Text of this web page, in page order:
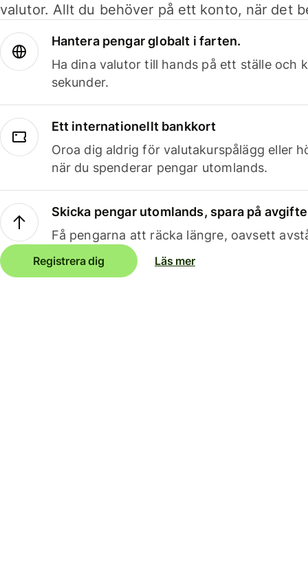
valutor. Allt du behöver på ett konto, när det
Hantera pengar globalt i farten.
Ha dina valutor till hands på ett ställe och
sekunder.
Ett internationellt bankkort
Oroa dig aldrig för valutakurspålägg eller
när du spenderar pengar utomlands.
Skicka pengar utomlands, spara på
Få pengarna att räcka längre, oavsett
Registrera dig Läs mer